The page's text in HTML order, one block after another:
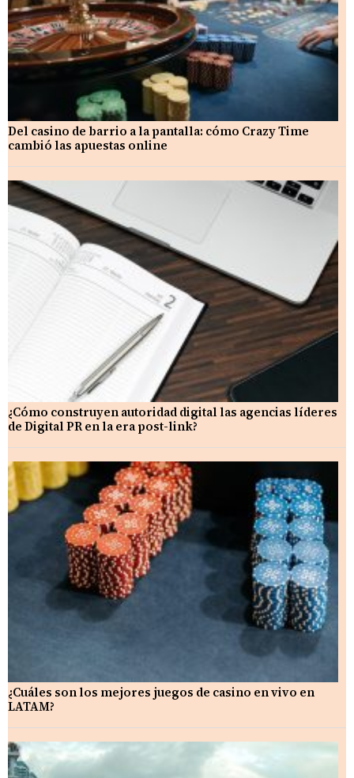
Del casino de barrio a la pantalla: cómo Crazy Time
cambió las apuestas online
¿Cómo construyen autoridad digital las agencias líderes
de Digital PR en la era post-link?
¿Cuáles son los mejores juegos de casino en vivo en
LATAM?